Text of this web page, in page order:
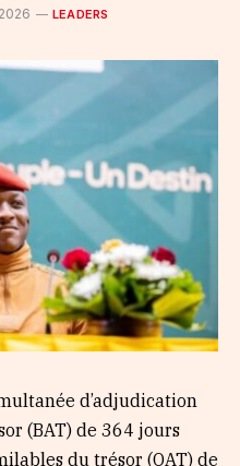
LEADERS
d’adjudication
(BAT) de 364 jours
du trésor (OAT) de